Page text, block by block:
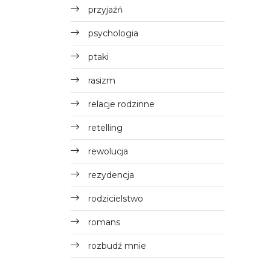
przyjaźń
psychologia
ptaki
rasizm
relacje rodzinne
retelling
rewolucja
rezydencja
rodzicielstwo
romans
rozbudź mnie